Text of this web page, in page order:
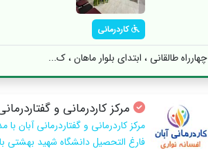
کاردرمانی
چهارراه طالقانی ، ابتدای بلوار ماهان ، ک...
مرکز کاردرمانی و
مرکز کاردرمانی و گفتاردرمانی آبان
فارغ التحصیل دانشگاه شهید بهشتی با معدل ١٨/٠٥ | با ١7